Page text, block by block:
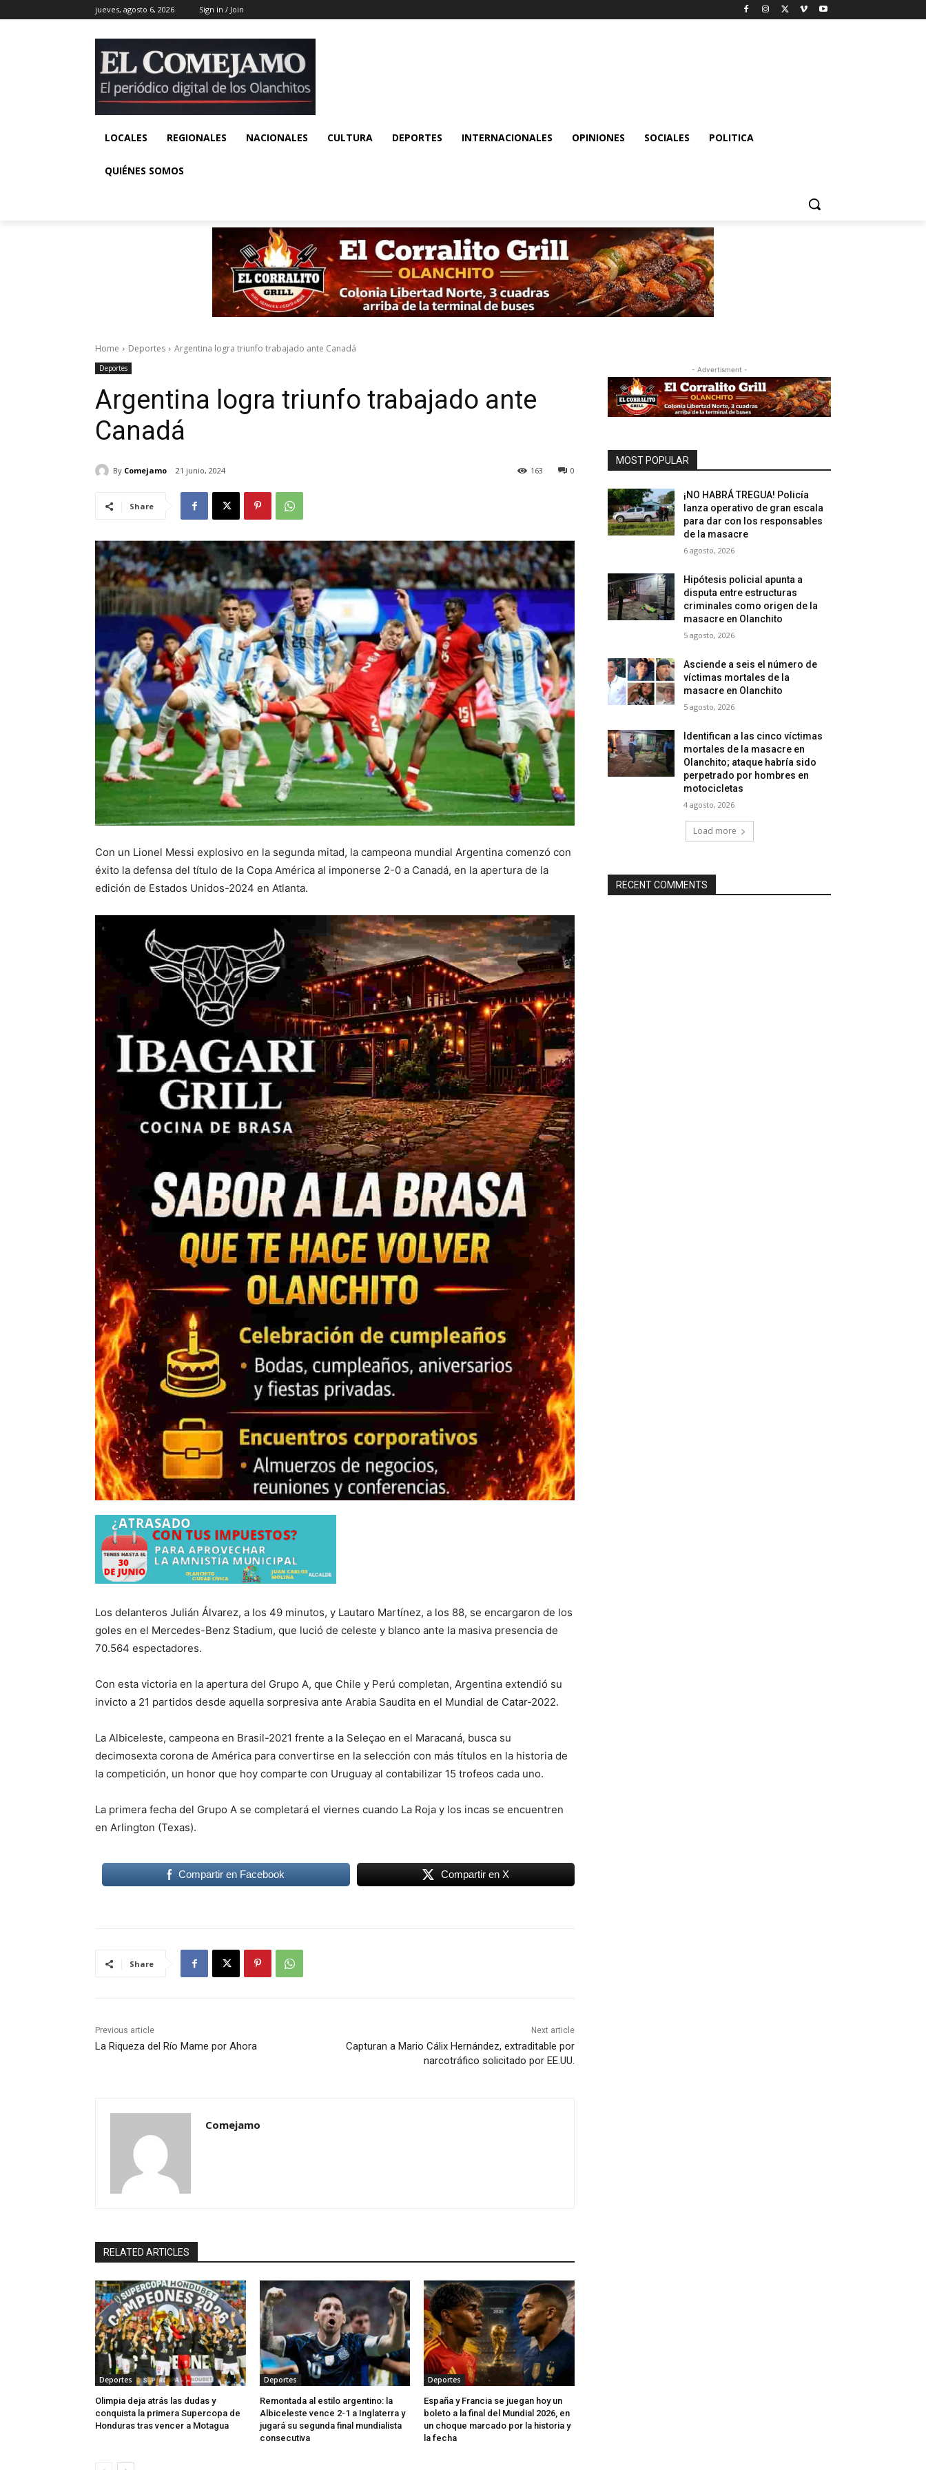
jueves, agosto 6, 2026 Sign in / Join
LOCALES REGIONALES NACIONALES CULTURA DEPORTES INTERNACIONALES OPINIONES SOCIALES POLITICA
QUIÉNES SOMOS
Home Deportes Argentina logra triunfo trabajado ante Canadá
Deportes
Argentina logra triunfo trabajado ante
Canadá
By Comejamo 21 junio, 2024 0
163
Share
Con un Lionel Messi explosivo en la segunda mitad, la campeona mundial Argentina comenzó con
éxito la defensa del título de la Copa América al imponerse 2-0 a Canadá, en la apertura de la
edición de Estados Unidos-2024 en Atlanta.
Los delanteros Julián Álvarez, a los 49 minutos, y Lautaro Martínez, a los 88, se encargaron de los
goles en el Mercedes-Benz Stadium, que lució de celeste y blanco ante la masiva presencia de
70.564 espectadores.
Con esta victoria en la apertura del Grupo A, que Chile y Perú completan, Argentina extendió su
invicto a 21 partidos desde aquella sorpresiva ante Arabia Saudita en el Mundial de Catar-2022.
La Albiceleste, campeona en Brasil-2021 frente a la Seleçao en el Maracaná, busca su
decimosexta corona de América para convertirse en la selección con más títulos en la historia de
la competición, un honor que hoy comparte con Uruguay al contabilizar 15 trofeos cada uno.
La primera fecha del Grupo A se completará el viernes cuando La Roja y los incas se encuentren
en Arlington (Texas).
Compartir en Facebook Compartir en X
Share
Previous article
La Riqueza del Río Mame por Ahora
Next article
Capturan a Mario Cálix Hernández, extraditable por
narcotráfico solicitado por EE.UU.
Comejamo
RELATED ARTICLES
Deportes
Olimpia deja atrás las dudas y
conquista la primera Supercopa de
Honduras tras vencer a Motagua
Deportes
Remontada al estilo argentino: la
Albiceleste vence 2-1 a Inglaterra y
jugará su segunda final mundialista
consecutiva
Deportes
España y Francia se juegan hoy un
boleto a la final del Mundial 2026, en
un choque marcado por la historia y
la fecha
- Advertisment -
MOST POPULAR
¡NO HABRÁ TREGUA! Policía
lanza operativo de gran escala
para dar con los responsables
de la masacre
6 agosto, 2026
Hipótesis policial apunta a
disputa entre estructuras
criminales como origen de la
masacre en Olanchito
5 agosto, 2026
Asciende a seis el número de
víctimas mortales de la
masacre en Olanchito
5 agosto, 2026
Identifican a las cinco víctimas
mortales de la masacre en
Olanchito; ataque habría sido
perpetrado por hombres en
motocicletas
4 agosto, 2026
Load more
RECENT COMMENTS